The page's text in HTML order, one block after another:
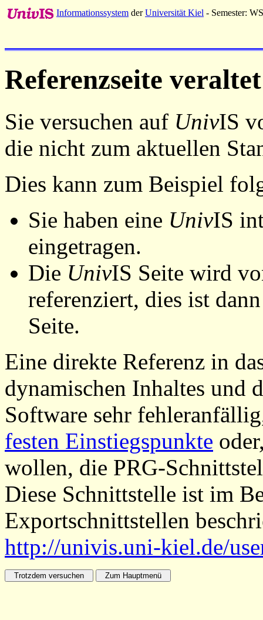
Informationssystem derUniversität Kiel - Semester:
Referenzseite veraltet
Sie versuchen auf UnivIS
die nicht zum aktuellen
Dies kann zum Beispiel
Sie haben eine UnivIS
eingetragen.
Die UnivIS Seite wird
referenziert, dies ist
Seite.
Eine direkte Referenz in
dynamischen Inhaltes und
Software sehr
festen Einstiegspunkte
wollen, die PRG-
Diese Schnittstelle ist im
Exportschnittstellen
http://univis.uni-kiel.de/